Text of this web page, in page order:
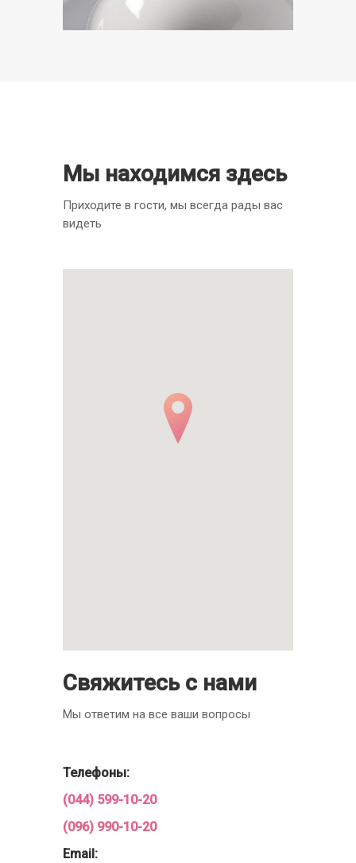
Мы находимся здесь
Приходите в гости, мы всегда рады вас
видеть
Свяжитесь с нами
Мы ответим на все ваши вопросы
Телефоны:
(044) 599-10-20
(096) 990-10-20
Email: